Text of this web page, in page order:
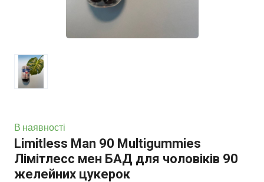
В наявності
Limitless Man 90 Multigummies
Лімітлесс мен БАД для чоловіків 90
желейних цукерок